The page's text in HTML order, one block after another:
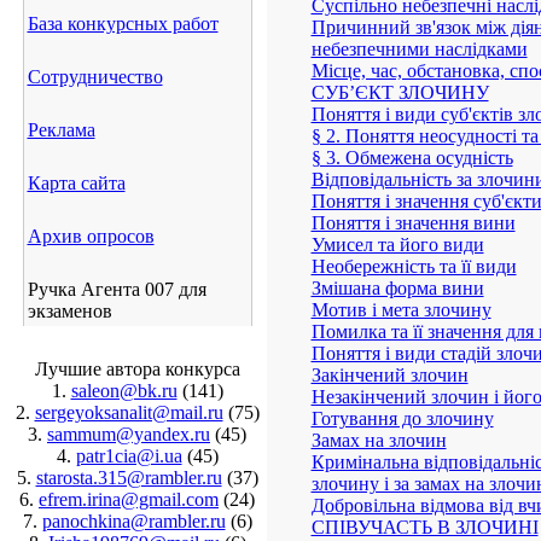
База конкурсных работ
Сотрудничество
Реклама
Карта сайта
Архив опросов
Ручка Агента 007 для
экзаменов
Лучшие автора конкурса
1. saleon@bk.ru (141)
2. sergeyoksanalit@mail.ru (75)
3. sammum@yandex.ru (45)
4. patr1cia@i.ua (45)
5. starosta.315@rambler.ru (37)
6. efrem.irina@gmail.com (24)
7. panochkina@rambler.ru (6)
Суспільно небезпечні
Причинний зв'язок між
небезпечними наслідками
Місце, час, обстановка,
СУБ’ЄКТ ЗЛОЧИНУ
Поняття і види суб'єктів
§ 2. Поняття неосудності та
§ 3. Обмежена осудність
Відповідальність за
Поняття і значення
Поняття і значення вини
Умисел та його види
Необережність та її види
Змішана форма вини
Мотив і мета злочину
Помилка та її значення для
Поняття і види стадій
Закінчений злочин
Незакінчений злочин і
Готування до злочину
Замах на злочин
Кримінальна
злочину і за замах на
Добровільна відмова від
СПІВУЧАСТЬ В ЗЛОЧИНІ